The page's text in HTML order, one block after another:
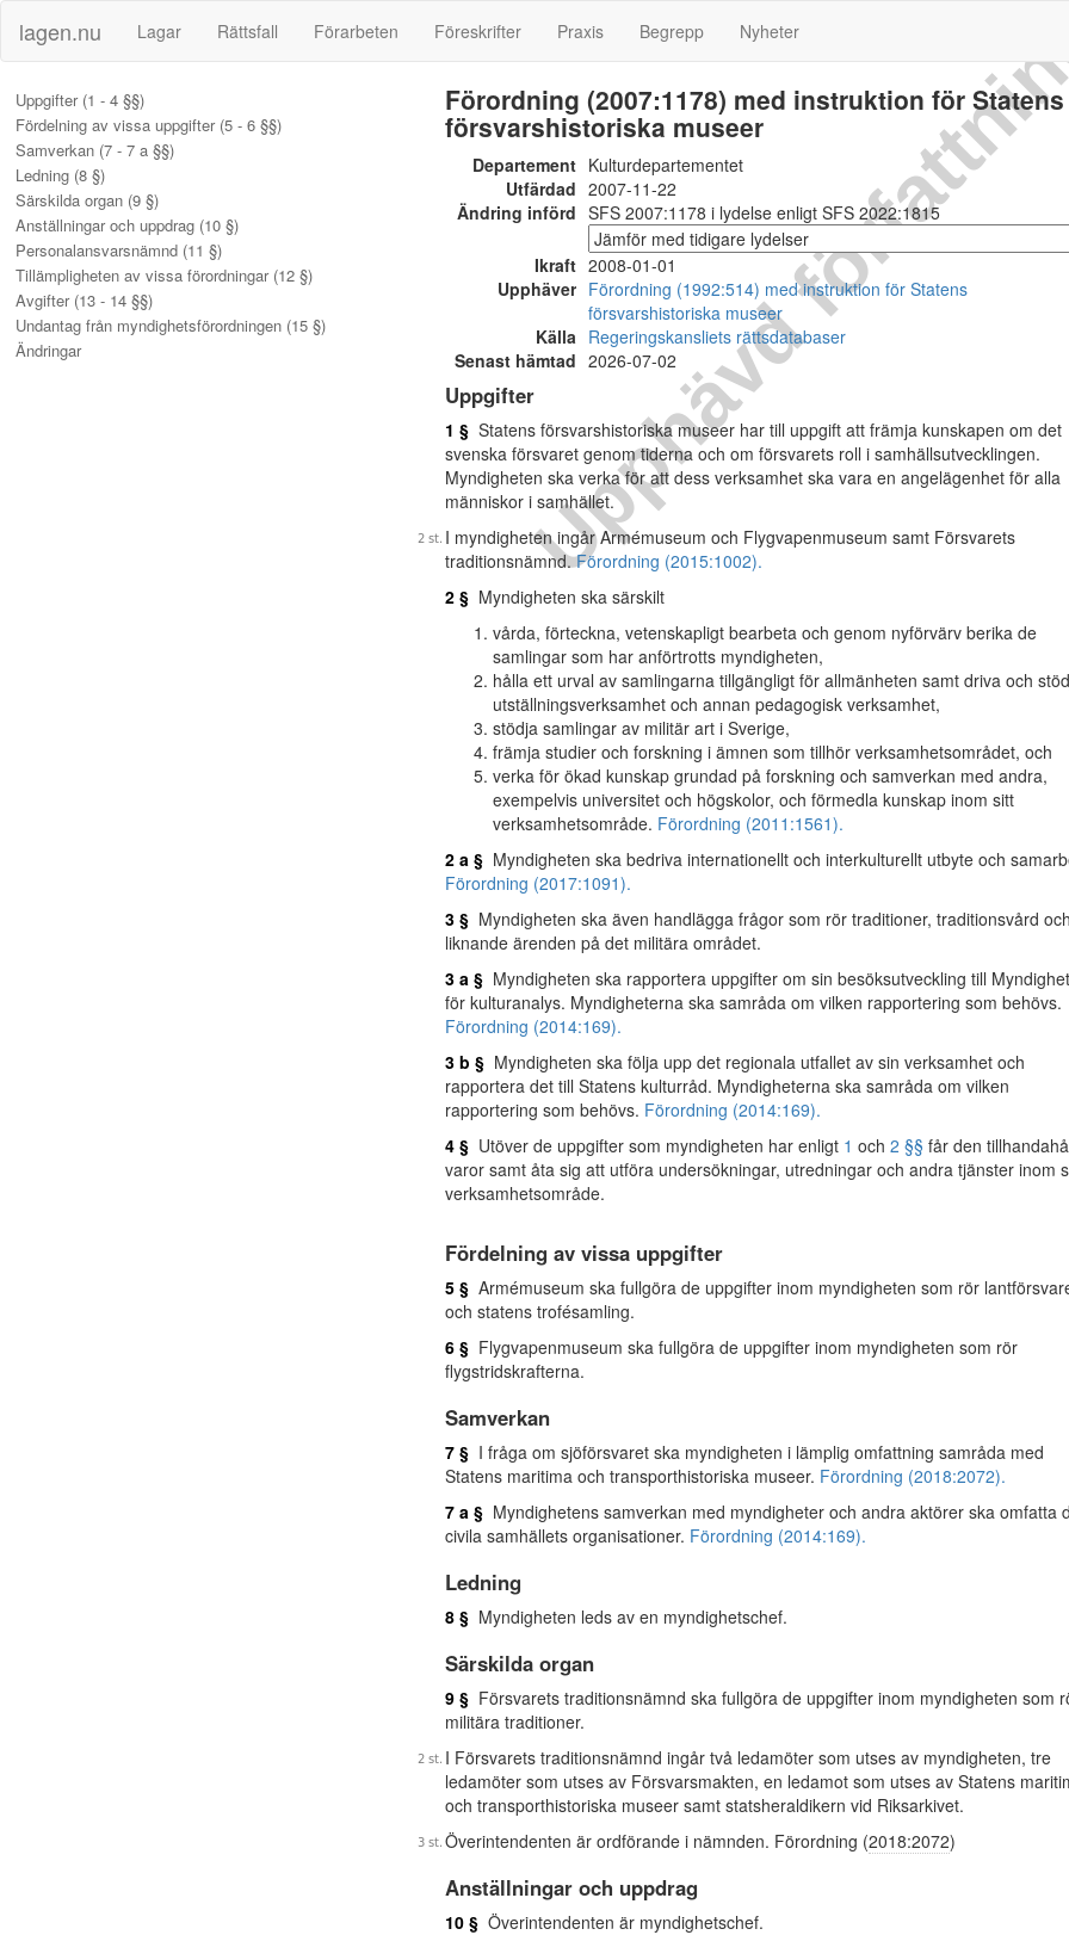
lagen.nu Lagar Rättsfall Förarbeten Föreskrifter Praxis Begrepp Nyheter
Uppgifter (1 - 4 §§)
Fördelning av vissa uppgifter (5 - 6 §§)
Samverkan (7 - 7 a §§)
Ledning (8 §)
Särskilda organ (9 §)
Anställningar och uppdrag (10 §)
Personalansvarsnämnd (11 §)
Tillämpligheten av vissa förordningar (12 §)
Avgifter (13 - 14 §§)
Undantag från myndighetsförordningen (15 §)
Ändringar
Upphävd
Förordning (2007:1178) med instruktion för Statens
försvarshistoriska museer
Departement Kulturdepartementet
Utfärdad 2007-11-22
Ändring införd SFS 2007:1178 i lydelse enligt SFS 2022:1815
Ikraft 2008-01-01
Upphäver Förordning (1992:514) med instruktion för Statens
försvarshistoriska museer
Källa Regeringskansliets rättsdatabaser
Senast hämtad 2026-07-02
Uppgifter
1 § Statens försvarshistoriska museer har till uppgift att främja kunskapen om det
svenska försvaret genom tiderna och om försvarets roll i samhällsutvecklingen.
Myndigheten ska verka för att dess verksamhet ska vara en angelägenhet för alla
människor i samhället.
I myndigheten ingår Armémuseum och Flygvapenmuseum samt Försvarets
traditionsnämnd.Förordning (2015:1002).
2 § Myndigheten ska särskilt
vårda, förteckna, vetenskapligt bearbeta och genom nyförvärv berika de
samlingar som har anförtrotts myndigheten,
hålla ett urval av samlingarna tillgängligt för allmänheten samt driva och
utställningsverksamhet och annan pedagogisk verksamhet,
stödja samlingar av militär art i Sverige,
främja studier och forskning i ämnen som tillhör verksamhetsområdet, och
verka för ökad kunskap grundad på forskning och samverkan med andra,
exempelvis universitet och högskolor, och förmedla kunskap inom sitt
verksamhetsområde. Förordning (2011:1561).
2 a § Myndigheten ska bedriva internationellt och interkulturellt utbyte och
Förordning (2017:1091).
3 § Myndigheten ska även handlägga frågor som rör traditioner, traditionsvård och
liknande ärenden på det militära området.
3 a § Myndigheten ska rapportera uppgifter om sin besöksutveckling till
för kulturanalys. Myndigheterna ska samråda om vilken rapportering som behövs.
Förordning (2014:169).
3 b § Myndigheten ska följa upp det regionala utfallet av sin verksamhet och
rapportera det till Statens kulturråd. Myndigheterna ska samråda om vilken
rapportering som behövs. Förordning (2014:169).
4 § Utöver de uppgifter som myndigheten har enligt 1 och 2 §§ får den
varor samt åta sig att utföra undersökningar, utredningar och andra tjänster inom
verksamhetsområde.
Fördelning av vissa uppgifter
5 § Armémuseum ska fullgöra de uppgifter inom myndigheten som rör
och statens trofésamling.
6 § Flygvapenmuseum ska fullgöra de uppgifter inom myndigheten som rör
flygstridskrafterna.
Samverkan
7 § I fråga om sjöförsvaret ska myndigheten i lämplig omfattning samråda med
Statens maritima och transporthistoriska museer. Förordning (2018:2072).
7 a § Myndighetens samverkan med myndigheter och andra aktörer ska omfatta
civila samhällets organisationer. Förordning (2014:169).
Ledning
8 § Myndigheten leds av en myndighetschef.
Särskilda organ
9 § Försvarets traditionsnämnd ska fullgöra de uppgifter inom myndigheten som
militära traditioner.
I Försvarets traditionsnämnd ingår två ledamöter som utses av myndigheten, tre
ledamöter som utses av Försvarsmakten, en ledamot som utses av Statens
och transporthistoriska museer samt statsheraldikern vid Riksarkivet.
Överintendenten är ordförande i nämnden. Förordning (2018:2072)
Anställningar och uppdrag
10 § Överintendenten är myndighetschef.